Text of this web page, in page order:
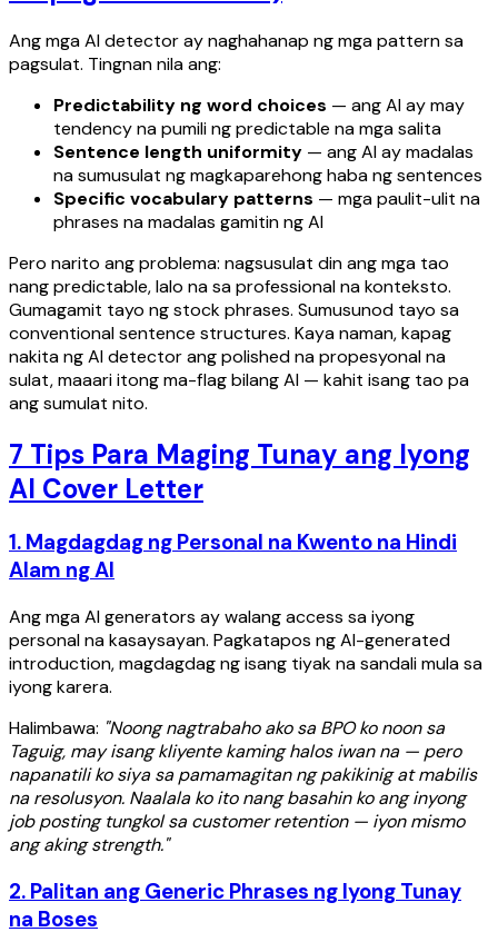
Ang mga AI detector ay naghahanap ng mga pattern sa
pagsulat. Tingnan nila ang:
Predictability ng word choices — ang AI ay may
tendency na pumili ng predictable na mga salita
Sentence length uniformity — ang AI ay madalas
na sumusulat ng magkaparehong haba ng sentences
Specific vocabulary patterns — mga paulit-ulit na
phrases na madalas gamitin ng AI
Pero narito ang problema: nagsusulat din ang mga tao
nang predictable, lalo na sa professional na konteksto.
Gumagamit tayo ng stock phrases. Sumusunod tayo sa
conventional sentence structures. Kaya naman, kapag
nakita ng AI detector ang polished na propesyonal na
sulat, maaari itong ma-flag bilang AI — kahit isang tao pa
ang sumulat nito.
7 Tips Para Maging Tunay ang Iyong
AI Cover Letter
1. Magdagdag ng Personal na Kwento na Hindi
Alam ng AI
Ang mga AI generators ay walang access sa iyong
personal na kasaysayan. Pagkatapos ng AI-generated
introduction, magdagdag ng isang tiyak na sandali mula sa
iyong karera.
Halimbawa: "Noong nagtrabaho ako sa BPO ko noon sa
Taguig, may isang kliyente kaming halos iwan na — pero
napanatili ko siya sa pamamagitan ng pakikinig at mabilis
na resolusyon. Naalala ko ito nang basahin ko ang inyong
job posting tungkol sa customer retention — iyon mismo
ang aking strength."
2. Palitan ang Generic Phrases ng Iyong Tunay
na Boses